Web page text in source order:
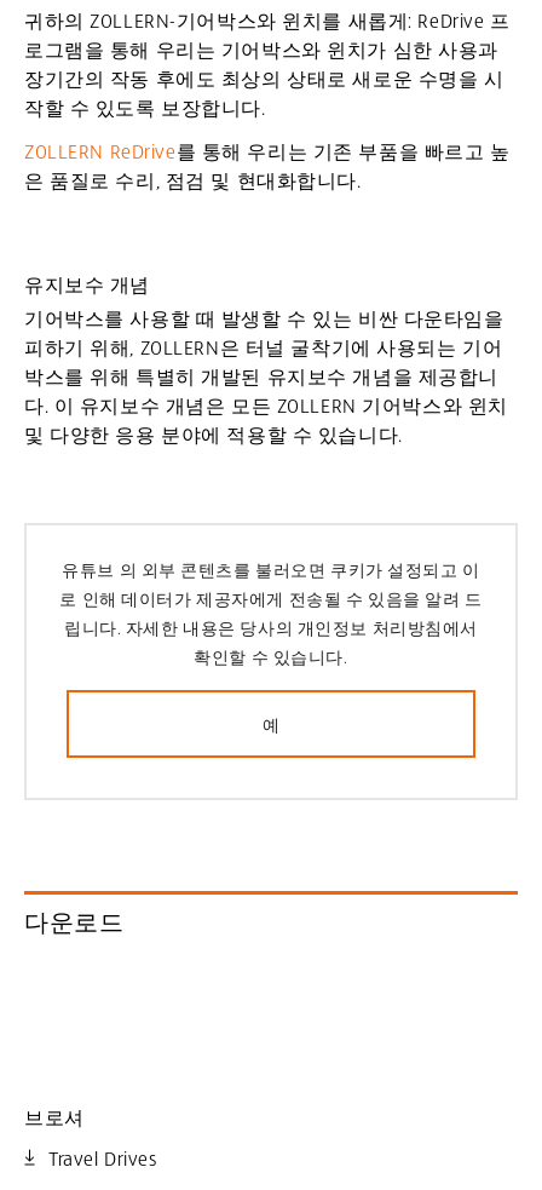
귀하의 ZOLLERN-기어박스와 윈치를 새롭게: ReDrive 프
로그램을 통해 우리는 기어박스와 윈치가 심한 사용과
장기간의 작동 후에도 최상의 상태로 새로운 수명을 시
작할 수 있도록 보장합니다.
ZOLLERN ReDrive를 통해 우리는 기존 부품을 빠르고 높
은 품질로 수리, 점검 및 현대화합니다.
유튜브 의 외부 콘텐츠를 불러오면 쿠키가 설정되고 이
로 인해 데이터가 제공자에게 전송될 수 있음을 알려 드
립니다. 자세한 내용은 당사의 개인정보 처리방침에서
확인할 수 있습니다.
예
유지보수 개념
기어박스를 사용할 때 발생할 수 있는 비싼 다운타임을
피하기 위해, ZOLLERN은 터널 굴착기에 사용되는 기어
박스를 위해 특별히 개발된 유지보수 개념을 제공합니
다. 이 유지보수 개념은 모든 ZOLLERN 기어박스와 윈치
및 다양한 응용 분야에 적용할 수 있습니다.
다운로드
브로셔
Travel Drives